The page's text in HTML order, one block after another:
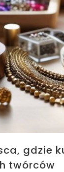
gdzie
twórców